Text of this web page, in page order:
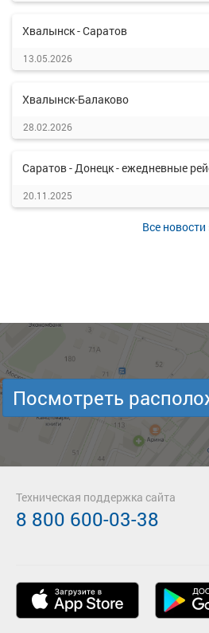
Хвалынск - Саратов
13.05.2026
Хвалынск-Балаково
28.02.2026
Саратов - Донецк - ежедневные
20.11.2025
Все новости
Посмотреть
Техническая поддержка сайта
8 800 600-03-38